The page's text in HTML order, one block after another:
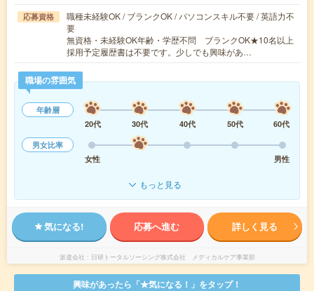
応募資格
職種未経験OK / ブランクOK / パソコンスキル不要 / 英語力不
要
無資格・未経験OK年齢・学歴不問 ブランクOK★10名以上
採用予定履歴書は不要です。少しでも興味があ…
職場の雰囲気
年齢層
20代
30代 40代 50代
60代
男女比率
女性
男性
もっと見る
気になる! 応募へ進む 詳しく見る
派遣会社 日研トータルソーシング株式会社 メディカルケア事業部
興味があったら「★気になる！」をタップ！